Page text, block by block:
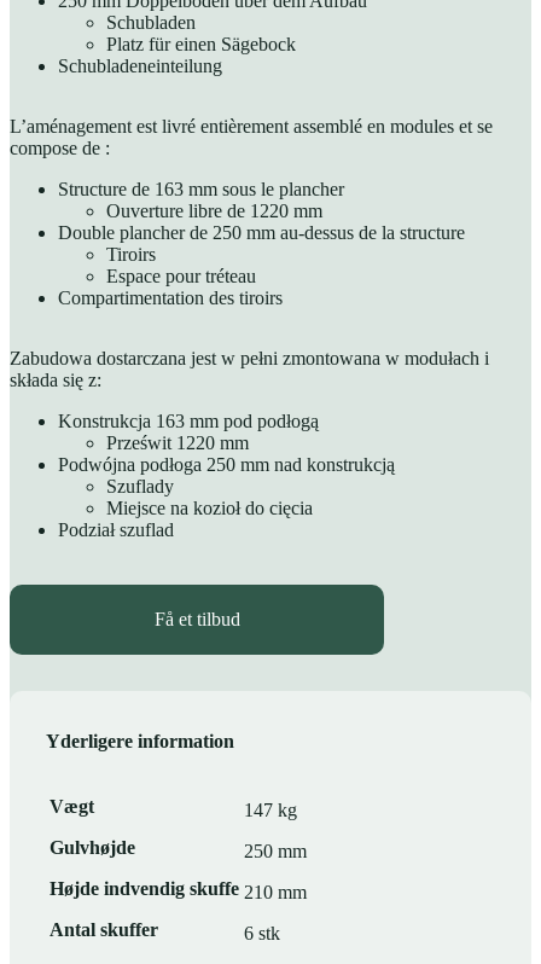
Schubladen
Platz für einen Sägebock
Schubladeneinteilung
L’aménagement est livré entièrement assemblé en modules et se
compose de :
Structure de 163 mm sous le plancher
Ouverture libre de 1220 mm
Double plancher de 250 mm au-dessus de la structure
Tiroirs
Espace pour tréteau
Compartimentation des tiroirs
Zabudowa dostarczana jest w pełni zmontowana w modułach i
składa się z:
Konstrukcja 163 mm pod podłogą
Prześwit 1220 mm
Podwójna podłoga 250 mm nad konstrukcją
Szuflady
Miejsce na kozioł do cięcia
Podział szuflad
Få et tilbud
Yderligere information
Vægt
147 kg
Gulvhøjde
250 mm
Højde indvendig skuffe 210 mm
Antal skuffer
6 stk